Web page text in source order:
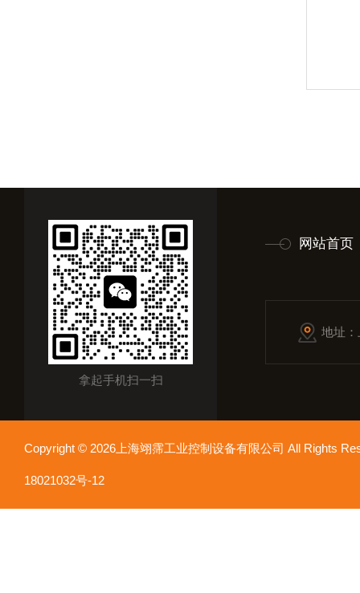
拿起手机扫一扫
网站首页
地址
Copyright © 2026上海翊霈工业控制设备有限公司 All Rights
18021032号-12